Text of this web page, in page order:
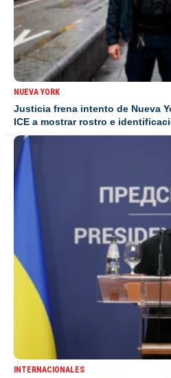
NUEVA YORK
Justicia frena intento de Nueva
ICE a mostrar rostro e
INTERNACIONALES